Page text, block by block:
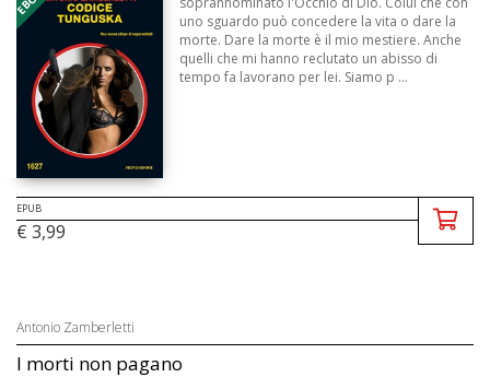
uno sguardo può concedere la vita o dare la
morte. Dare la morte è il mio mestiere. Anche
quelli che mi hanno reclutato un abisso di
tempo fa lavorano per lei. Siamo p ...
EPUB
€ 3,99
Antonio Zamberletti
I morti non pagano